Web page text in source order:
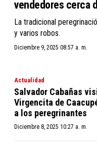
vendedores cerca
La tradicional
y varios robos.
Diciembre 9, 2025 08:57 a. m.
Actualidad
Salvador Cabañas
Virgencita de
a los peregrinantes
Diciembre 8, 2025 10:27 a. m.